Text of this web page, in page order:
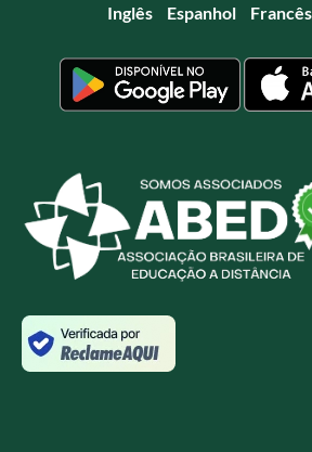
Inglês Espanhol Francês